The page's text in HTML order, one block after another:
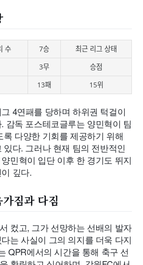
수 7승
최근 리그 상태
3무
승점
13패 15위
4연패를 당하며 하위권 턱걸이
감독 포스테코글루는 양민혁이 팀
록 다양한 기회를 제공하기 위해
있다. 그러나 현재 팀의 전반적인
민혁이 입단 이후 한 경기도 뛰지
깊다.
짐과 다짐
컸고, 그가 선망하는 선배의 발자
는 사실이 그의 의지를 더욱 다지
QPR에서의 시간을 통해 축구 선